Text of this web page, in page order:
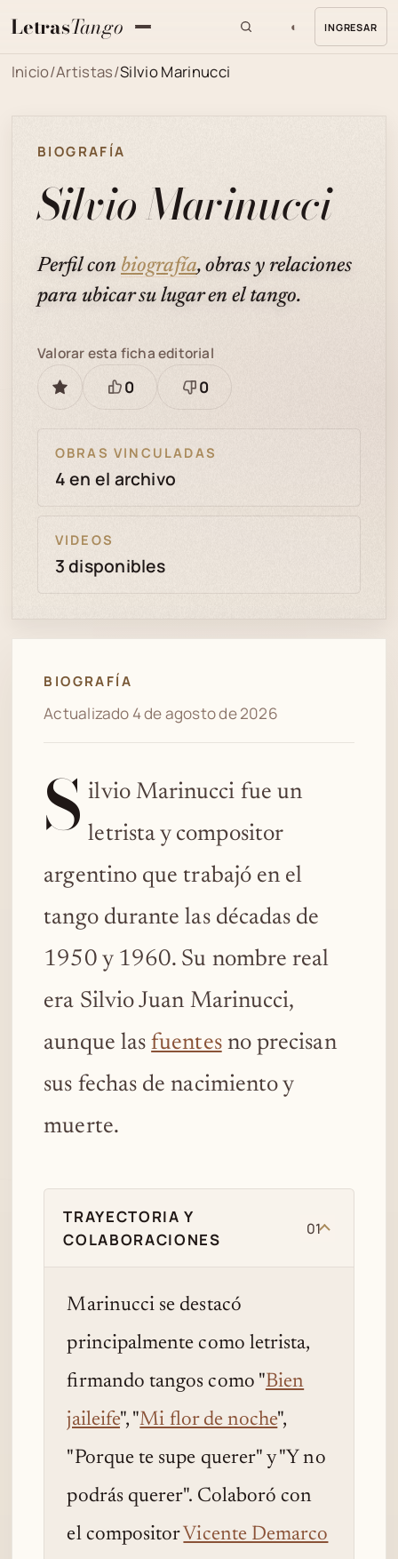
LetrasTango ◐ INGRESAR
Inicio/Artistas/Silvio Marinucci
BIOGRAFÍA
Silvio Marinucci
Perfil con biografía, obras y relaciones
para ubicar su lugar en el tango.
GUARDAR
Valorar esta ficha editorial
Está
0
Necesita
0
OBRAS VINCULADAS
4 en el archivo
VIDEOS
3 disponibles
BIOGRAFÍA
Actualizado 4 de agosto de 2026
S ilvio Marinucci fue un
letrista y compositor
argentino que trabajó en el
tango durante las décadas de
1950 y 1960. Su nombre real
era Silvio Juan Marinucci,
aunque lasfuentesno precisan
sus fechas de nacimiento y
muerte.
TRAYECTORIA Y
COLABORACIONES
01
Marinucci se destacó
principalmente como letrista,
firmando tangos como "Bien
jaileife", "Mi flor de noche",
"Porque te supe querer" y "Y no
podrás querer". Colaboró con
el compositorVicente Demarco